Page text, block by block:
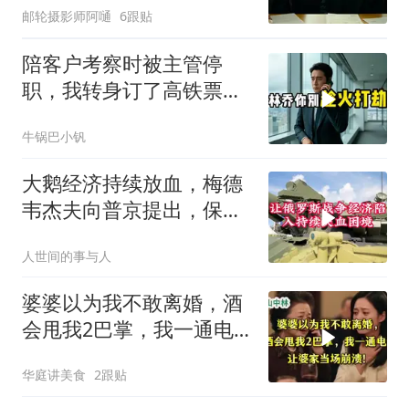
邮轮摄影师阿嗵 6跟贴
陪客户考察时被主管停
职，我转身订了高铁票。
亿合同没你根本签不了
牛锅巴小钒
大鹅经济持续放血，梅德
韦杰夫向普京提出，保住
人世间的事与人
婆婆以为我不敢离婚，酒
会甩我2巴掌，我一通电
华庭讲美食 2跟贴